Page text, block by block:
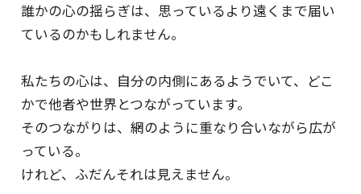
株式会社百間
特定商取引法に基づく表記
誰かの心の揺らぎは、思っているより遠くまで届い
ているのかもしれません。
私たちの心は、自分の内側にあるようでいて、どこ
かで他者や世界とつながっています。
そのつながりは、網のように重なり合いながら広が
っている。
けれど、ふだんそれは見えません。